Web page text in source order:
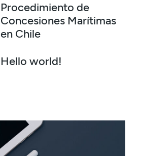
Procedimiento de
Concesiones Marítimas
en Chile
Hello world!